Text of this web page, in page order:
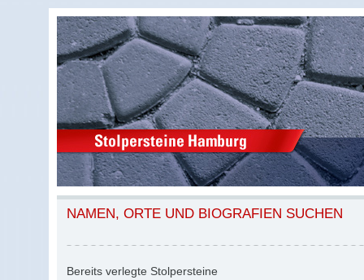
NAMEN, ORTE UND BIOGRAFIEN SUCHEN
Bereits verlegte Stolpersteine